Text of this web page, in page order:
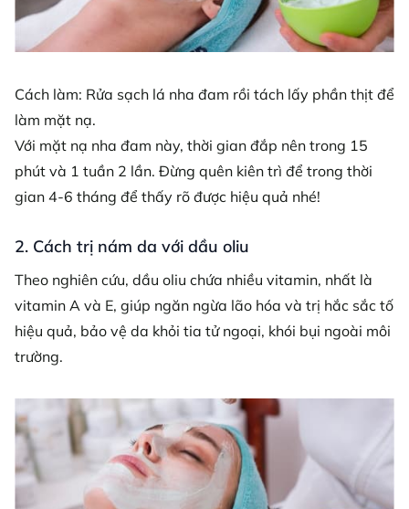
Cách làm: Rửa sạch lá nha đam rồi tách lấy phần thịt để
làm mặt nạ.
Với mặt nạ nha đam này, thời gian đắp nên trong 15
phút và 1 tuần 2 lần. Đừng quên kiên trì để trong thời
gian 4-6 tháng để thấy rõ được hiệu quả nhé!
2. Cách trị nám da với dầu oliu
Theo nghiên cứu, dầu oliu chứa nhiều vitamin, nhất là
vitamin A và E, giúp ngăn ngừa lão hóa và trị hắc sắc tố
hiệu quả, bảo vệ da khỏi tia tử ngoại, khói bụi ngoài môi
trường.